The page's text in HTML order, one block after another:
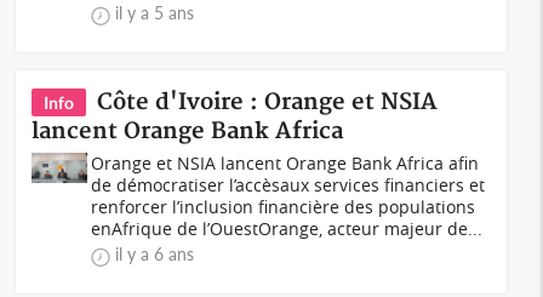
il y a 5 ans
Info
Côte d'Ivoire : Orange et NSIA
lancent Orange Bank Africa
Orange et NSIA lancent Orange Bank Africa afin
de démocratiser l’accèsaux services financiers et
renforcer l’inclusion financière des populations
enAfrique de l’OuestOrange, acteur majeur de...
il y a 6 ans